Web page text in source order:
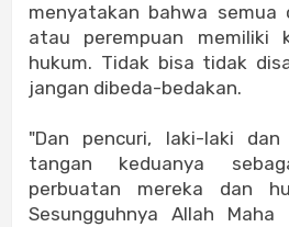
menyatakan bahwa semua
atau perempuan memiliki
hukum. Tidak bisa tidak
jangan dibeda-bedakan.
"Dan pencuri, laki-laki
tangan keduanya
perbuatan mereka dan
Sesungguhnya Allah